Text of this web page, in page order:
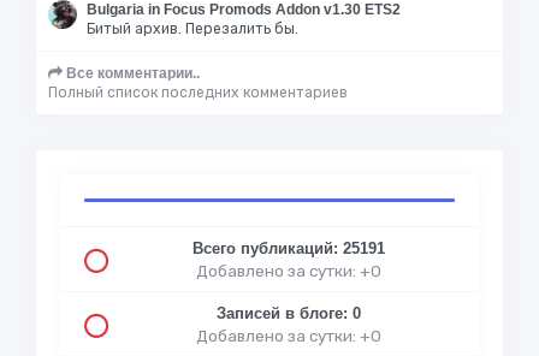
Bulgaria in Focus Promods Addon v1.30 ETS2
Битый архив. Перезалить бы.
Все комментарии..
Полный список последних комментариев
Всего публикаций: 25191
Добавлено за сутки: +0
Записей в блоге: 0
Добавлено за сутки: +0